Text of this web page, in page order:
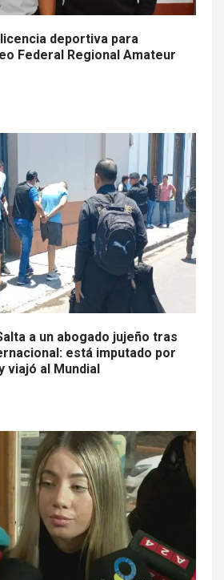
deportiva para
Federal Regional Amateur
a un abogado jujeño tras
está imputado por
viajó al Mundial